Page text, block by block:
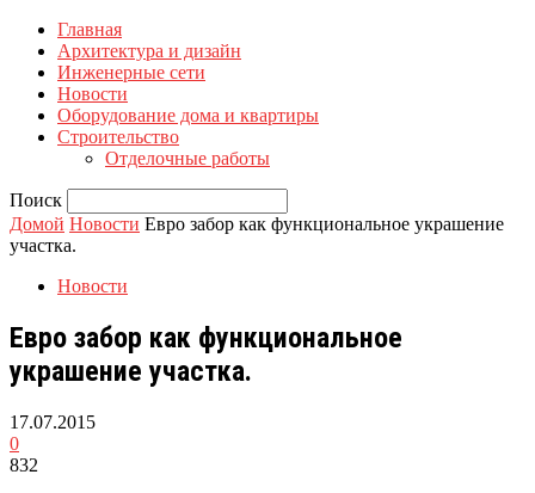
Главная
Архитектура и дизайн
Инженерные сети
Новости
Оборудование дома и квартиры
Строительство
Отделочные работы
Поиск
Домой Новости Евро забор как функциональное украшение
участка.
Новости
Евро забор как функциональное
украшение участка.
17.07.2015
0
832